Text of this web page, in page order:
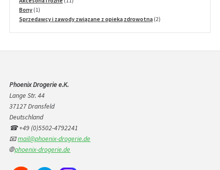
Bony 11
produkt
Sprzedawcy i zawody związane z opieką zdrowotną 22
Phoenix Drogerie e.K.
Lange Str. 44
37127 Dransfeld
Deutschland
☎ +49 (0)5502-4792241
📧mail@phoenix-drogerie.de
🌐phoenix-drogerie.de